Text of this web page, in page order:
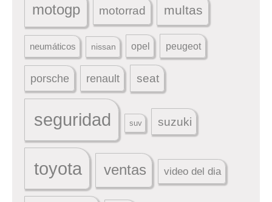
motogp motorrad multas
neumáticos nissan opel peugeot
porsche renault seat
seguridad suv suzuki
toyota ventas video del dia